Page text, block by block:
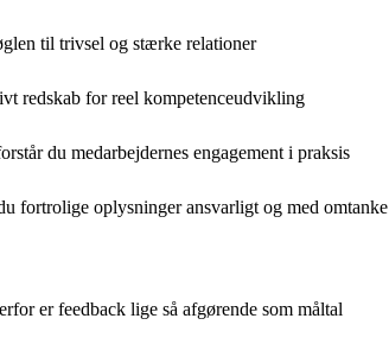
til trivsel og stærke relationer
redskab for reel kompetenceudvikling
du medarbejdernes engagement i praksis
fortrolige oplysninger ansvarligt og med omtanke
er feedback lige så afgørende som måltal